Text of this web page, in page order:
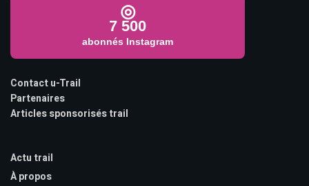
◎
7 500
abonnés Instagram
Contact u-Trail
Partenaires
Articles sponsorisés trail
Actu trail
À propos